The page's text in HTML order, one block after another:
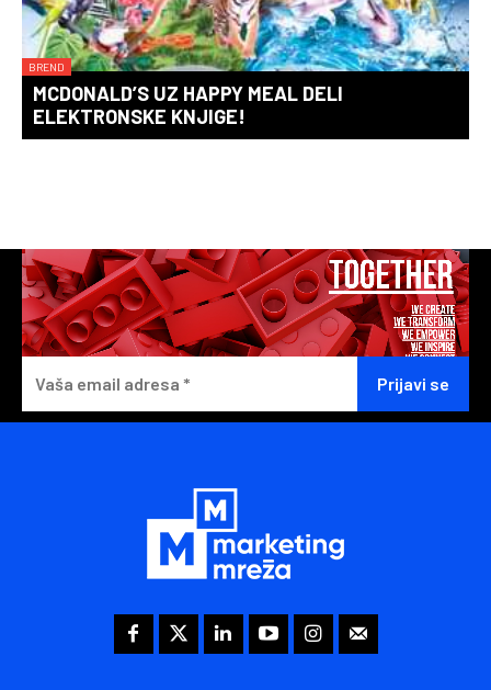
BREND
MCDONALD’S UZ HAPPY MEAL DELI
ELEKTRONSKE KNJIGE!